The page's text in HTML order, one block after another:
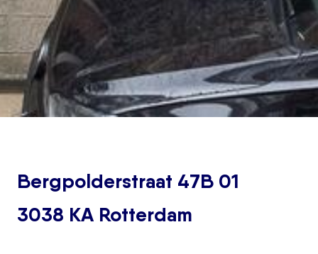
Bergpolderstraat 47B 01
3038 KA Rotterdam